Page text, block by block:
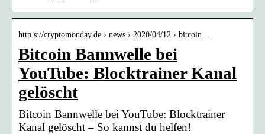
http s://cryptomonday.de › news › 2020/04/12 › bitcoin…
Bitcoin Bannwelle bei
YouTube: Blocktrainer Kanal
gelöscht
Bitcoin Bannwelle bei YouTube: Blocktrainer
Kanal gelöscht – So kannst du helfen!